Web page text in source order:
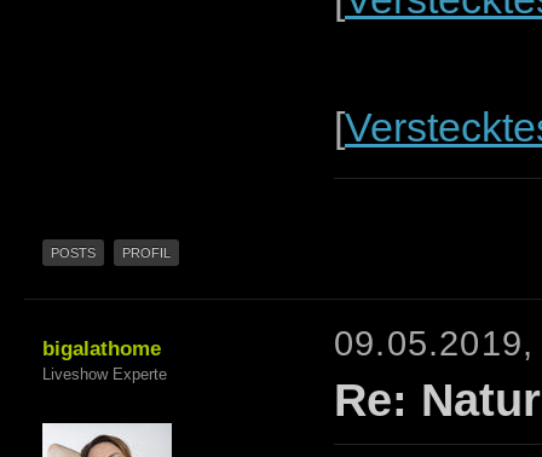
[
POSTS PROFIL
bigalathome
Liveshow Experte Re: